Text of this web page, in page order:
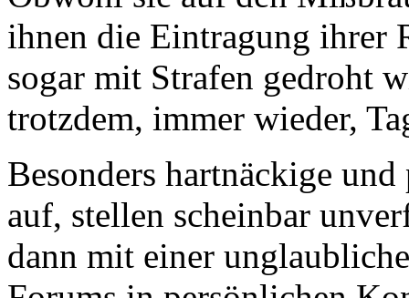
ihnen die Eintragung ihrer
sogar mit Strafen gedroht
trotzdem, immer wieder,
Besonders hartnäckige
auf, stellen scheinbar
dann mit einer